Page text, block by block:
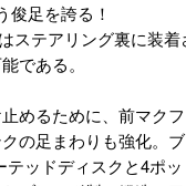
俊足を誇る！
ステアリング裏に装着
である。
めるために、前マク
の足まわりも強化。ブ
ッドディスクと4ポ